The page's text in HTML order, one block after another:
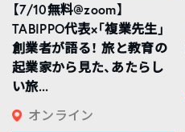
【7/10無料@zoom】
TABIPPO代表×「複業先生」
創業者が語る！ 旅と教育の
起業家から見た、あたらし
い旅...
オンライン